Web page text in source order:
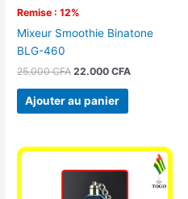
Remise : 12%
Mixeur Smoothie Binatone
BLG-460
25.000CFA 22.000CFA
Ajouter au panier